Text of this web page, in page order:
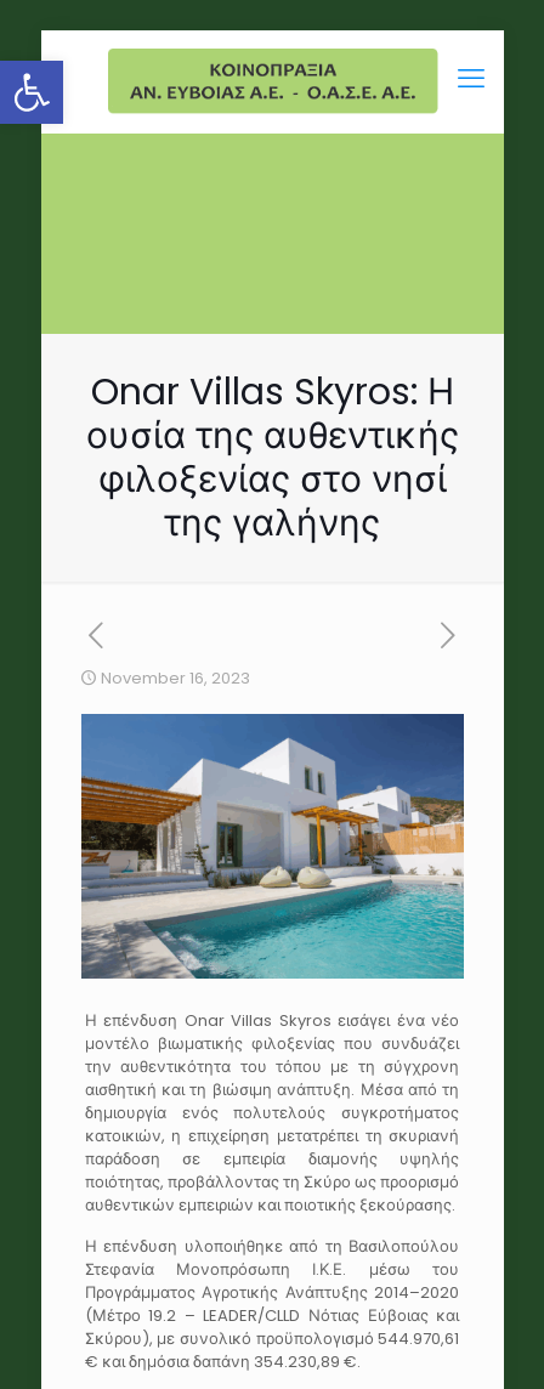
Open toolbar
Onar Villas Skyros: Η
ουσία της αυθεντικής
φιλοξενίας στο νησί
της γαλήνης
November 16, 2023
Η επένδυση Onar Villas Skyros εισάγει ένα νέο
μοντέλο βιωματικής φιλοξενίας που συνδυάζει
την αυθεντικότητα του τόπου με τη σύγχρονη
αισθητική και τη βιώσιμη ανάπτυξη. Μέσα από τη
δημιουργία ενός πολυτελούς συγκροτήματος
κατοικιών, η επιχείρηση μετατρέπει τη σκυριανή
παράδοση σε εμπειρία διαμονής υψηλής
ποιότητας, προβάλλοντας τη Σκύρο ως προορισμό
αυθεντικών εμπειριών και ποιοτικής ξεκούρασης.
Η επένδυση υλοποιήθηκε από τη Βασιλοπούλου
Στεφανία Μονοπρόσωπη Ι.Κ.Ε. μέσω του
Προγράμματος Αγροτικής Ανάπτυξης 2014–2020
(Μέτρο 19.2 – LEADER/CLLD Νότιας Εύβοιας και
Σκύρου), με συνολικό προϋπολογισμό 544.970,61
€ και δημόσια δαπάνη 354.230,89 €.